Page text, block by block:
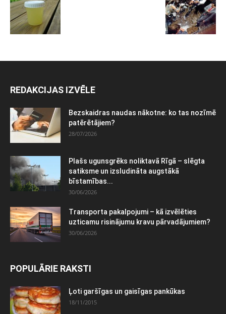
REDAKCIJAS IZVĒLE
Bezskaidras naudas nākotne: ko tas nozīmē
patērētājiem?
28/07/2026
Plašs ugunsgrēks noliktavā Rīgā – slēgta
satiksme un izsludināta augstākā
bīstamības...
30/06/2026
Transporta pakalpojumi – kā izvēlēties
uzticamu risinājumu kravu pārvadājumiem?
30/06/2026
POPULĀRIE RAKSTI
Ļoti garšīgas un gaisīgas pankūkas
18/11/2015